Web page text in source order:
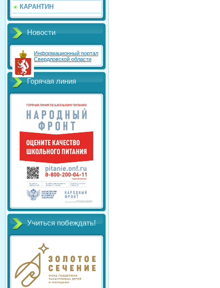
КАРАНТИН
Новости
Информационный портал
Свердловской области
Горячая линия
Учиться побеждать!